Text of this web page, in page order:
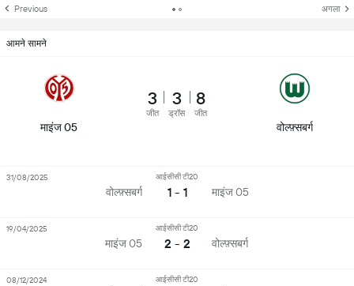
Previous अगला
आमने सामने
माइंज 05
3
जीत
3
ड्रॉस
8
जीत
वोल्फ़्सबर्ग
वोल्फ़्सबर्ग
आईसीसी टी20
1 - 1 माइंज 05
31/08/2025
माइंज 05
आईसीसी टी20
2 - 2 वोल्फ़्सबर्ग
19/04/2025
आईसीसी टी20
08/12/2024